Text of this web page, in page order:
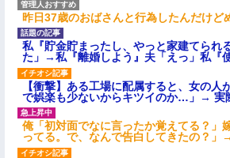
昨日37歳のおばさんと行為したんだけど
私『貯金貯まったし、やっと家建てられ
た」→私『離婚しよう』夫「えっ」私
【衝撃】ある工場に配属すると、女の
で娯楽も少ないからキツイのか…」→ 実
俺「初対面でなに言ったか覚えてる？」
ってる。で、なんで告白してきたの？」→